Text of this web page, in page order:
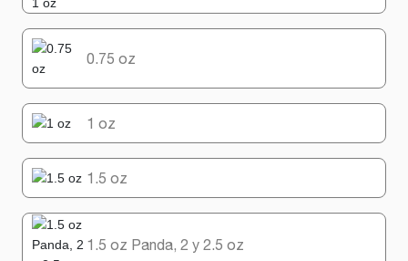
0.75 oz
1 oz
1.5 oz
1.5 oz Panda, 2 y 2.5 oz